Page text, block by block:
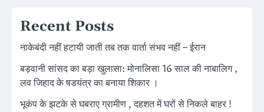
Recent Posts
नाकेबंदी नहीं हटायी जाती तब तक वार्ता संभव नहीं – ईरान
बड़वानी सांसद का बड़ा खुलासा: मोनालिसा 16 साल की नाबालिग ,
लव जिहाद के षडयंत्र का बनाया शिकार ।
भूकंप के झटके से घबराए ग्रामीण , दहशत में घरों से निकले बाहर !